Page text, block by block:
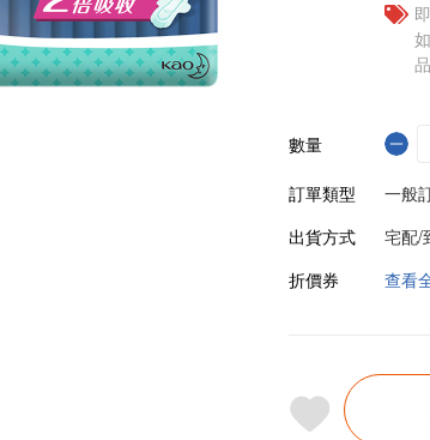
數量
訂單類型
一般
出貨方式
宅配/
折價券
查看